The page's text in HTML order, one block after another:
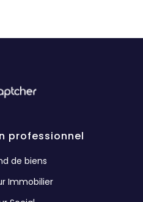
professionnel
de biens
Immobilier